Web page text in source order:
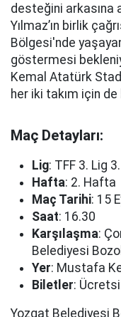
desteğini arkasına
Yılmaz’ın birlik
Bölgesi'nde
göstermesi
Kemal Atatürk
her iki takım için
Maç Detayları:
Lig: TFF 3. Lig
Hafta: 2. Hafta
Maç Tarihi: 15
Saat: 16.30
Karşılaşma:
Belediyesi
Yer: Mustafa
Biletler:
Yozgat Belediyesi